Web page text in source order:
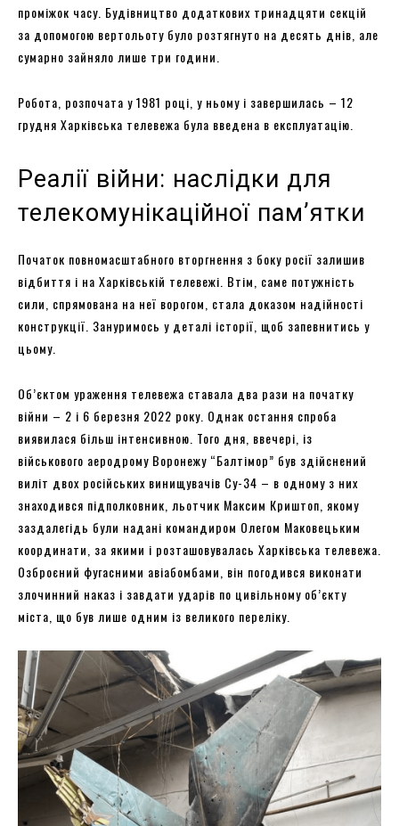
проміжок часу. Будівництво додаткових тринадцяти секцій
за допомогою вертольоту було розтягнуто на десять днів, але
сумарно зайняло лише три години.
Робота, розпочата у 1981 році, у ньому і завершилась – 12
грудня Харківська телевежа була введена в експлуатацію.
Реалії війни: наслідки для
телекомунікаційної пам’ятки
Початок повномасштабного вторгнення з боку росії залишив
відбиття і на Харківській телевежі. Втім, саме потужність
сили, спрямована на неї ворогом, стала доказом надійності
конструкції. Зануримось у деталі історії, щоб запевнитись у
цьому.
Об’єктом ураження телевежа ставала два рази на початку
війни – 2 і 6 березня 2022 року. Однак остання спроба
виявилася більш інтенсивною. Того дня, ввечері, із
військового аеродрому Воронежу “Балтімор” був здійснений
виліт двох російських винищувачів Су-34 – в одному з них
знаходився підполковник, льотчик Максим Криштоп, якому
заздалегідь були надані командиром Олегом Маковецьким
координати, за якими і розташовувалась Харківська телевежа.
Озброєний фугасними авіабомбами, він погодився виконати
злочинний наказ і завдати ударів по цивільному об’єкту
міста, що був лише одним із великого переліку.